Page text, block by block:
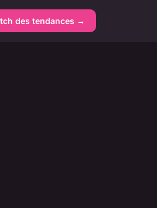
des tendances →